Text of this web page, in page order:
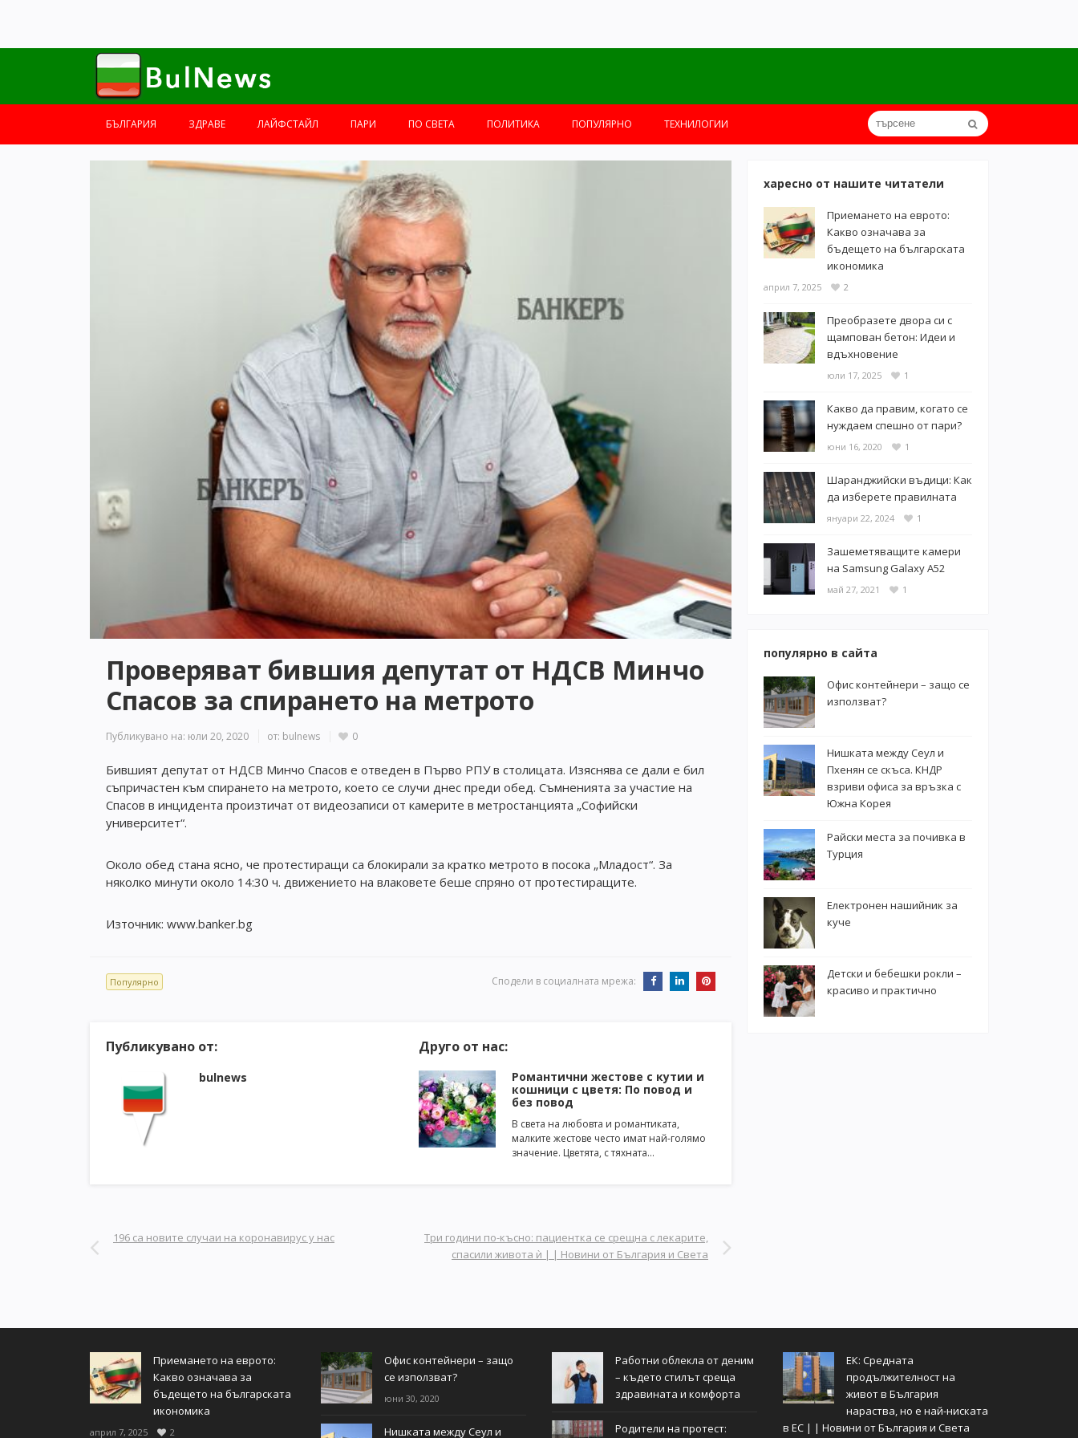
БЪЛГАРИЯ ЗДРАВЕ ЛАЙФСТАЙЛ ПАРИ ПО СВЕТА ПОЛИТИКА ПОПУЛЯРНО ТЕХНИЛОГИИ
Проверяват бившия депутат от НДСВ Минчо
Спасов за спирането на метрото
Публикувано на: юли 20, 2020 от: bulnews 0
Бившият депутат от НДСВ Минчо Спасов е отведен в Първо РПУ в столицата. Изяснява се дали е бил
съпричастен към спирането на метрото, което се случи днес преди обед. Съмненията за участие на
Спасов в инцидента произтичат от видеозаписи от камерите в метростанцията „Софийски
университет“.
Около обед стана ясно, че протестиращи са блокирали за кратко метрото в посока „Младост“. За
няколко минути около 14:30 ч. движението на влаковете беше спряно от протестиращите.
Източник: www.banker.bg
Популярно Сподели в социалната мрежа:
Публикувано от:
bulnews
Друго от нас:
Романтични жестове с кутии и
кошници с цветя: По повод и
без повод
В света на любовта и романтиката,
малките жестове често имат най-голямо
значение. Цветята, с тяхната…
196 са новите случаи на коронавирус у нас
Три години по-късно: пациентка се срещна с лекарите,
спасили живота ѝ | | Новини от България и Света
харесно от нашите читатели
Приемането на еврото:
Какво означава за
бъдещето на българската
икономика
април 7, 2025 2
Преобразете двора си с
щампован бетон: Идеи и
вдъхновение
юли 17, 2025 1
Какво да правим, когато се
нуждаем спешно от пари?
юни 16, 2020 1
Шаранджийски въдици: Как
да изберете правилната
януари 22, 2024 1
Зашеметяващите камери
на Samsung Galaxy A52
май 27, 2021 1
популярно в сайта
Офис контейнери – защо се
използват?
Нишката между Сеул и
Пхенян се скъса. КНДР
взриви офиса за връзка с
Южна Корея
Райски места за почивка в
Турция
Електронен нашийник за
куче
Детски и бебешки рокли –
красиво и практично
Приемането на еврото:
Какво означава за
бъдещето на българската
икономика
април 7, 2025 2
Офис контейнери – защо
се използват?
юни 30, 2020
Нишката между Сеул и
Работни облекла от деним
– където стилът среща
здравината и комфорта
Родители на протест:
ЕК: Средната
продължителност на
живот в България
нараства, но е най-ниската
в ЕС | | Новини от България и Света